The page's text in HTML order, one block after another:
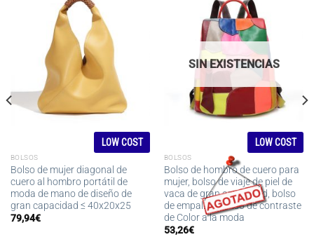
LOW COST
BOLSOS
Bolso de mujer diagonal de
cuero al hombro portátil de
moda de mano de diseño de
gran capacidad ≤ 40x20x25
79,94€
SIN EXISTENCIAS
LOW COST
BOLSOS
Bolso de hombro de cuero para
mujer, bolso de viaje de piel de
vaca de gran capacidad, bolso
de empalme, bolso de contraste
de Color a la moda
53,26€